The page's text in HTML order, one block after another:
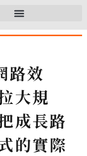
路效
大規
成長路
的實際